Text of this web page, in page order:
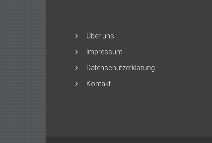
Über uns
Impressum
Datenschutzerklärung
Kontakt